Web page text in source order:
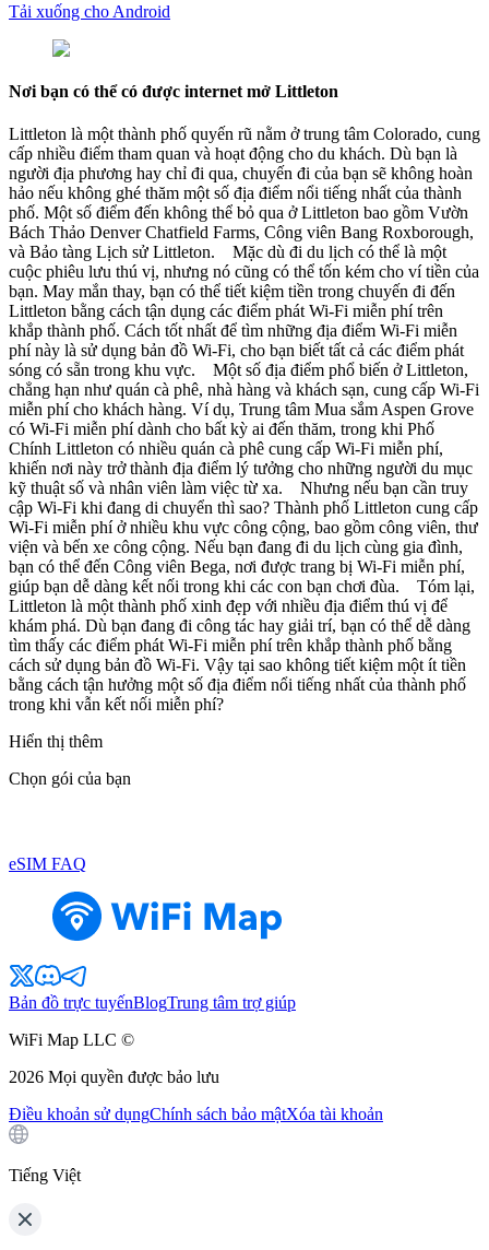
Tải xuống cho Android
Nơi bạn có thể có được internet mở Littleton
Littleton là một thành phố quyến rũ nằm ở trung tâm Colorado, cung
cấp nhiều điểm tham quan và hoạt động cho du khách. Dù bạn là
người địa phương hay chỉ đi qua, chuyến đi của bạn sẽ không hoàn
hảo nếu không ghé thăm một số địa điểm nổi tiếng nhất của thành
phố. Một số điểm đến không thể bỏ qua ở Littleton bao gồm Vườn
Bách Thảo Denver Chatfield Farms, Công viên Bang Roxborough,
và Bảo tàng Lịch sử Littleton. Mặc dù đi du lịch có thể là một
cuộc phiêu lưu thú vị, nhưng nó cũng có thể tốn kém cho ví tiền của
bạn. May mắn thay, bạn có thể tiết kiệm tiền trong chuyến đi đến
Littleton bằng cách tận dụng các điểm phát Wi-Fi miễn phí trên
khắp thành phố. Cách tốt nhất để tìm những địa điểm Wi-Fi miễn
phí này là sử dụng bản đồ Wi-Fi, cho bạn biết tất cả các điểm phát
sóng có sẵn trong khu vực. Một số địa điểm phổ biến ở Littleton,
chẳng hạn như quán cà phê, nhà hàng và khách sạn, cung cấp Wi-Fi
miễn phí cho khách hàng. Ví dụ, Trung tâm Mua sắm Aspen Grove
có Wi-Fi miễn phí dành cho bất kỳ ai đến thăm, trong khi Phố
Chính Littleton có nhiều quán cà phê cung cấp Wi-Fi miễn phí,
khiến nơi này trở thành địa điểm lý tưởng cho những người du mục
kỹ thuật số và nhân viên làm việc từ xa. Nhưng nếu bạn cần truy
cập Wi-Fi khi đang di chuyển thì sao? Thành phố Littleton cung cấp
Wi-Fi miễn phí ở nhiều khu vực công cộng, bao gồm công viên, thư
viện và bến xe công cộng. Nếu bạn đang đi du lịch cùng gia đình,
bạn có thể đến Công viên Bega, nơi được trang bị Wi-Fi miễn phí,
giúp bạn dễ dàng kết nối trong khi các con bạn chơi đùa. Tóm lại,
Littleton là một thành phố xinh đẹp với nhiều địa điểm thú vị để
khám phá. Dù bạn đang đi công tác hay giải trí, bạn có thể dễ dàng
tìm thấy các điểm phát Wi-Fi miễn phí trên khắp thành phố bằng
cách sử dụng bản đồ Wi-Fi. Vậy tại sao không tiết kiệm một ít tiền
bằng cách tận hưởng một số địa điểm nổi tiếng nhất của thành phố
trong khi vẫn kết nối miễn phí?
Hiển thị thêm
Chọn gói của bạn
eSIM FAQ
Bản đồ trực tuyếnBlogTrung tâm trợ giúp
WiFi Map LLC ©
2026 Mọi quyền được bảo lưu
Điều khoản sử dụngChính sách bảo mậtXóa tài khoản
Tiếng Việt